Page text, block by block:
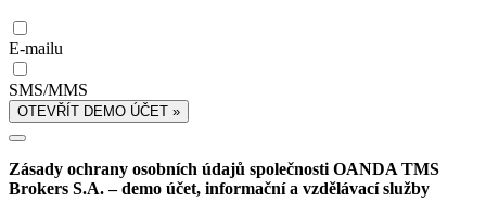
E-mailu
SMS/MMS
OTEVŘÍT DEMO ÚČET »
Zásady ochrany osobních údajů společnosti OANDA TMS
Brokers S.A. – demo účet, informační a vzdělávací služby